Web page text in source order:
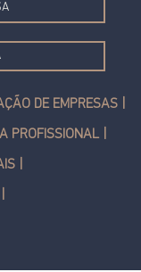
DE EMPRESAS |
PROFISSIONAL |
|